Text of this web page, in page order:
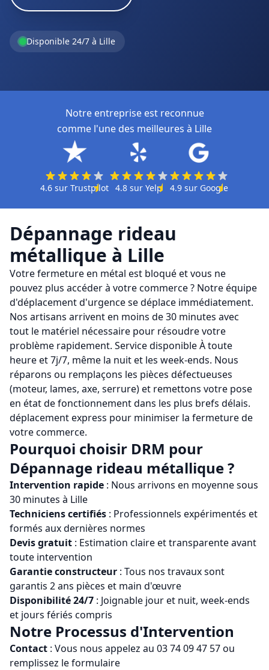
Disponible 24/7 à Lille
Notre entreprise est reconnue
comme l'une des meilleures à Lille
4.6 sur Trustpilot 4.8 sur Yelp 4.9sur Google
Dépannage rideau
métallique à Lille
Votre fermeture en métal est bloqué et vous ne
pouvez plus accéder à votre commerce ? Notre équipe
d'déplacement d'urgence se déplace immédiatement.
Nos artisans arrivent en moins de 30 minutes avec
tout le matériel nécessaire pour résoudre votre
problème rapidement. Service disponible À toute
heure et 7j/7, même la nuit et les week-ends. Nous
réparons ou remplaçons les pièces défectueuses
(moteur, lames, axe, serrure) et remettons votre pose
en état de fonctionnement dans les plus brefs délais.
déplacement express pour minimiser la fermeture de
votre commerce.
Pourquoi choisir DRM pour
Dépannage rideau métallique?
Intervention rapide : Nous arrivons en moyenne sous
30 minutes à Lille
Techniciens certifiés : Professionnels expérimentés et
formés aux dernières normes
Devis gratuit : Estimation claire et transparente avant
toute intervention
Garantie constructeur : Tous nos travaux sont
garantis 2 ans pièces et main d'œuvre
Disponibilité 24/7 : Joignable jour et nuit, week-ends
et jours fériés compris
Notre Processus d'Intervention
Contact : Vous nous appelez au 03 74 09 47 57ou
remplissez le formulaire